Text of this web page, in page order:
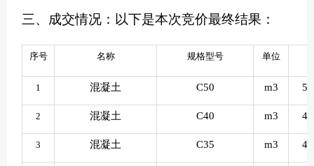
三、成交情况： 以下是本次竞价最终结果：
序号 名称 规格型号 单位
1 混凝土 C50 m3
2 混凝土 C40 m3
3 混凝土 C35 m3